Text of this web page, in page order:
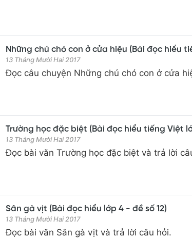
Những chú chó con ở cửa hiệu (Bài đọc hiểu
13 Tháng Mười Hai 2017
Đọc câu chuyện Những chú chó con ở cửa
Trường học đặc biệt (Bài đọc hiểu tiếng Việt
13 Tháng Mười Hai 2017
Đọc bài văn Trường học đặc biệt và trả lời
Sân gà vịt (Bài đọc hiểu lớp 4 - đề số 12)
13 Tháng Mười Hai 2017
Đọc bài văn Sân gà vịt và trả lời câu hỏi.